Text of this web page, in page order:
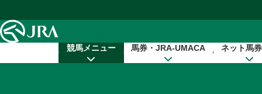
競馬メニュー 馬券・JRA-UMACA ネット馬